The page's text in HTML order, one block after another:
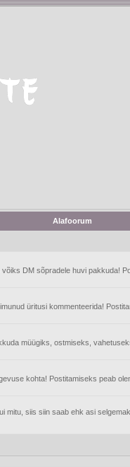
Alafoorum
DM sõpradele huvi pakkuda!
üritusi kommenteerida!
müügiks, ostmiseks,
kohta! Postitamiseks peab
mitu, siis siin saab ehk asi